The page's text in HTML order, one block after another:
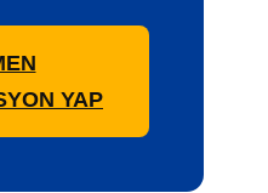
YAP